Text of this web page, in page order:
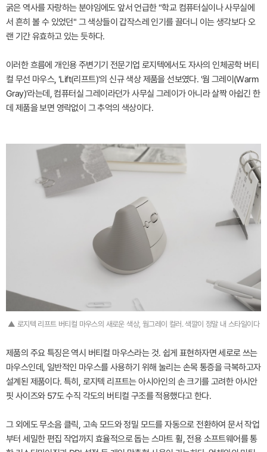
굵은 역사를 자랑하는 분야임에도 앞서 언급한 "학교 컴퓨터실이나 사무실에
서 흔히 볼 수 있었던" 그 색상들이 갑작스레 인기를 끌더니 이는 생각보다 오
랜 기간 유효하고 있는 듯하다.
이러한 흐름에 개인용 주변기기 전문기업 로지텍에서도 자사의 인체공학 버티
컬 무선 마우스, 'Lift(리프트)'의 신규 색상 제품을 선보였다. '웜 그레이(Warm
Gray)'라는데, 컴퓨터실 그레이라던가 사무실 그레이가 아니라 살짝 아쉽긴 한
데 제품을 보면 영락없이 그 추억의 색상이다.
▲ 로지텍 리프트 버티컬 마우스의 새로운 색상, 웜그레이 컬러. 색깔이 정말 내 스타일이다
제품의 주요 특징은 역시 버티컬 마우스라는 것. 쉽게 표현하자면 세로로 쓰는
마우스인데, 일반적인 마우스를 사용하기 위해 눌리는 손목 통증을 극복하고자
설계된 제품이다. 특히, 로지텍 리프트는 아시아인의 손 크기를 고려한 아시안
핏 사이즈와 57도 수직 각도의 버티컬 구조를 적용했다고 한다.
그 외에도 무소음 클릭, 고속 모드와 정밀 모드를 자동으로 전환하여 문서 작업
부터 세밀한 편집 작업까지 효율적으로 돕는 스마트 휠, 전용 소프트웨어를 통